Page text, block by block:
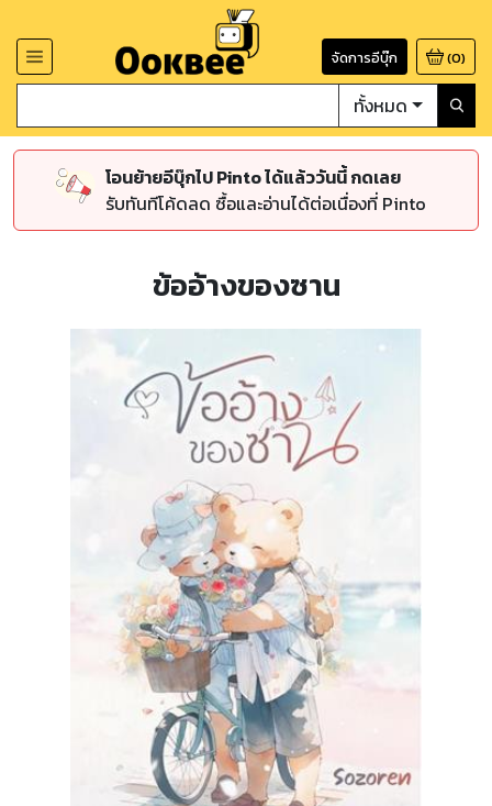
จัดการอีบุ๊ก (0)
ทั้งหมด
โอนย้ายอีบุ๊กไป Pinto ได้แล้ววันนี้ กดเลย
รับทันทีโค้ดลด ซื้อและอ่านได้ต่อเนื่องที่ Pinto
ข้ออ้างของซาน